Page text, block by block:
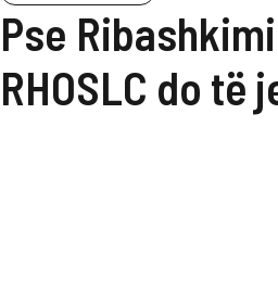
Pse
RHOSLC do të